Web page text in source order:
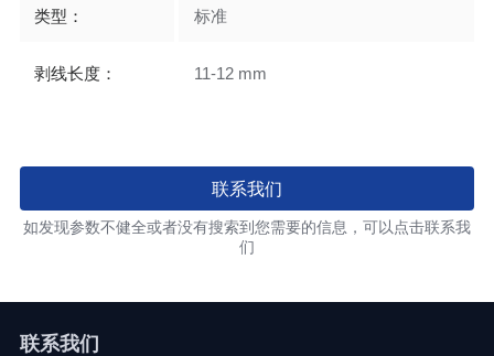
类型： 标准
剥线长度： 11-12 mm
联系我们
如发现参数不健全或者没有搜索到您需要的信息，可以点击联系我
们
联系我们